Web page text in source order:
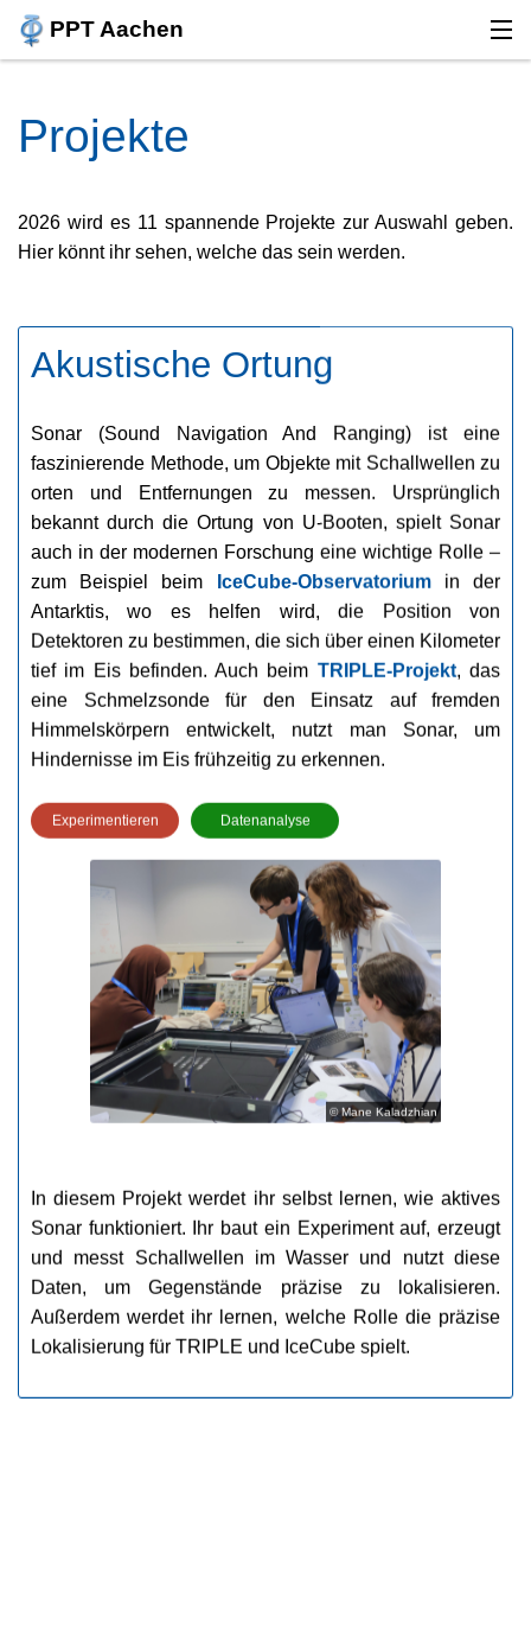
PPT Aachen
PROJEKTE
ANMELDUNG
FAQ
BRIGITTE-GILLES-PREIS
RÜCKBLICK
KONTAKT
IMPRESSUM
Projekte
2026 wird es 11 spannende Projekte zur Auswahl geben.
Akustische Ortung
Sonar (Sound Navigation And Ranging) ist eine
faszinierende Methode, um Objekte mit Schallwellen zu
orten und Entfernungen zu messen. Ursprünglich
bekannt durch die Ortung von U-Booten, spielt Sonar
auch in der modernen Forschung eine wichtige Rolle –
zum Beispiel beim
IceCube-Observatorium in der
Antarktis, wo es helfen wird, die Position von
Detektoren zu bestimmen, die sich über einen Kilometer
tief im Eis befinden. Auch beim TRIPLE-Projekt, das
eine Schmelzsonde für den Einsatz auf fremden
Himmelskörpern entwickelt, nutzt man Sonar, um
Hindernisse im Eis frühzeitig zu erkennen.
© Mane Kaladzhian
In diesem Projekt werdet ihr selbst lernen, wie aktives
Sonar funktioniert. Ihr baut ein Experiment auf, erzeugt
und messt Schallwellen im Wasser und nutzt diese
Daten, um Gegenstände präzise zu lokalisieren.
Außerdem werdet ihr lernen, welche Rolle die präzise
Lokalisierung für TRIPLE und IceCube spielt.